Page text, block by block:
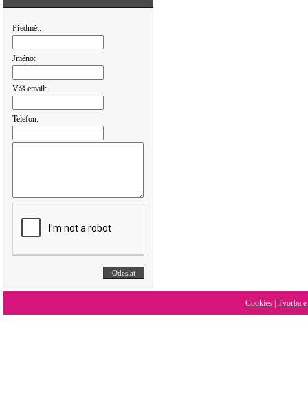
Předmět:
Jméno:
Váš email:
Telefon:
Cookies Tvorba